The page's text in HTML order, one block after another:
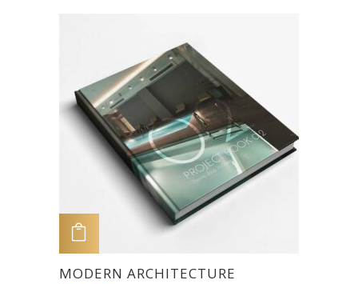
ADD TO CART
MODERN ARCHITECTURE